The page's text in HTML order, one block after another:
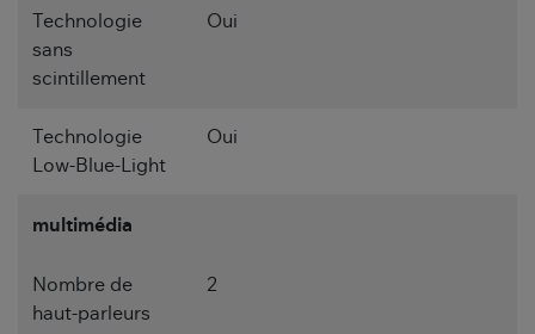
Technologie
sans
scintillement
Oui
Technologie
Low-Blue-Light
Oui
multimédia
Nombre de
haut-parleurs
2